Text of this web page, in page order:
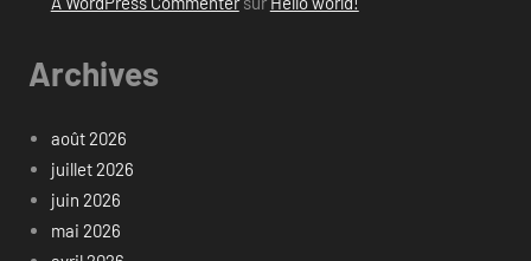
Archives
août 2026
juillet 2026
juin 2026
mai 2026